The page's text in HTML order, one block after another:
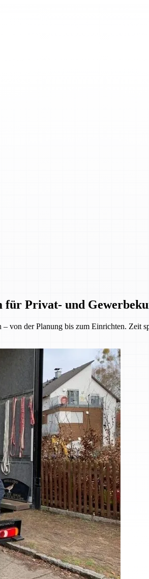
für Privat- und
von der Planung bis zum Einrichten. Zeit